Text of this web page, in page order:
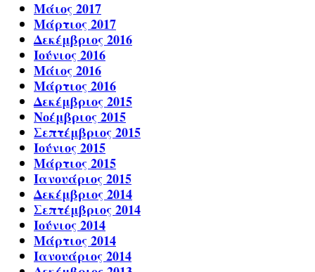
Μάιος 2017
Μάρτιος 2017
Δεκέμβριος 2016
Ιούνιος 2016
Μάιος 2016
Μάρτιος 2016
Δεκέμβριος 2015
Νοέμβριος 2015
Σεπτέμβριος 2015
Ιούνιος 2015
Μάρτιος 2015
Ιανουάριος 2015
Δεκέμβριος 2014
Σεπτέμβριος 2014
Ιούνιος 2014
Μάρτιος 2014
Ιανουάριος 2014